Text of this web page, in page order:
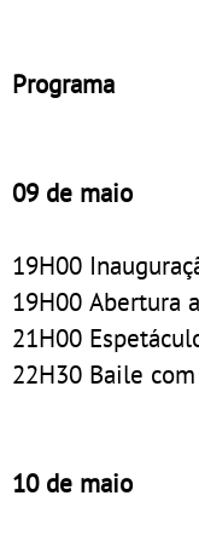
Programa
09 de maio
19H00
19H00 Abertura
21H00
22H30 Baile
10 de maio